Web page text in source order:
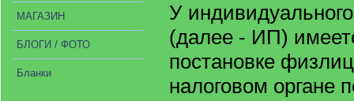
МАГАЗИН
БЛОГИ / ФОТО
Бланки
У
(далее - ИП)
постановке
налоговом органе